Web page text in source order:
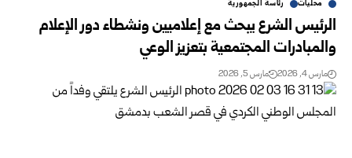
محليات رئاسة الجمهورية
الرئيس الشرع يبحث مع إعلاميين ونشطاء دور الإعلام
والمبادرات المجتمعية بتعزيز الوعي
مارس 4, 2026 مارس 5, 2026